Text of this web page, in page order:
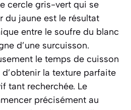
cercle gris-vert qui se
du jaune est le résultat
entre le soufre du blanc
d’une surcuisson.
le temps de cuisson
la texture parfaite
tant recherchée. Le
précisément au